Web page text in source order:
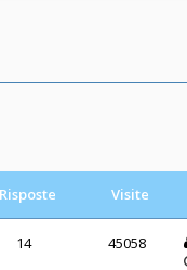
Risposte Visite
14 45058